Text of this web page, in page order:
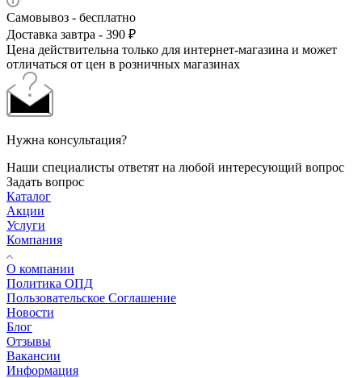
Самовывоз - бесплатно
Доставка завтра - 390 ₽
Цена действительна только для интернет-магазина и может
отличаться от цен в розничных магазинах
Нужна консультация?
Наши специалисты ответят на любой интересующий вопрос
Задать вопрос
Каталог
Акции
Услуги
Компания
О компании
Политика ОПД
Пользовательское Соглашение
Новости
Блог
Отзывы
Вакансии
Информация